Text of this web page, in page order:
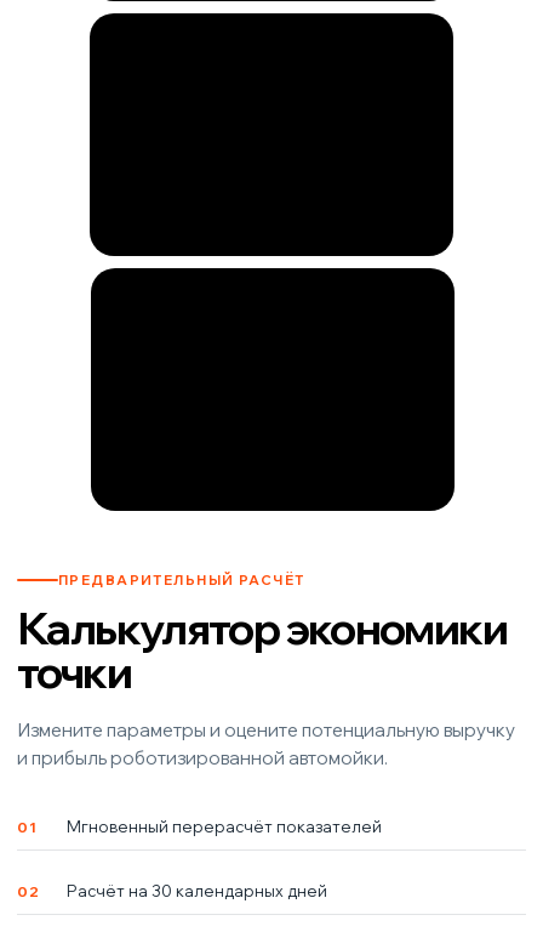
ПРЕДВАРИТЕЛЬНЫЙ РАСЧЁТ
Калькулятор экономики
точки
Измените параметры и оцените потенциальную выручку
и прибыль роботизированной автомойки.
01 Мгновенный перерасчёт показателей
02 Расчёт на 30 календарных дней